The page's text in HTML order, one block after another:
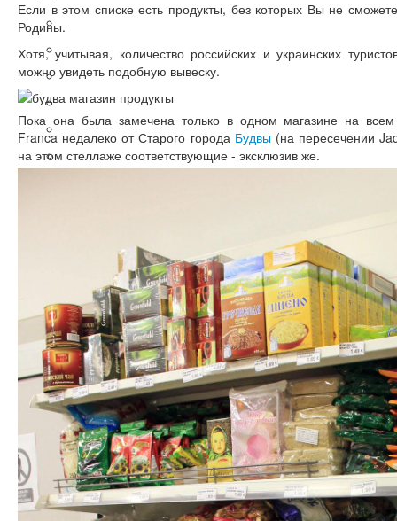
Авиабилеты
Добраться из аэропорта
Аренда авто
Экскурсии
Таможня
Блог
Если в этом списке есть продукты, без которых Вы не
Родины.
Хотя, учитывая, количество российских и украинских
можно увидеть подобную вывеску.
Пока она была замечена только в одном магазине на
Franca недалеко от Старого города Будвы(на пересечении
на этом стеллаже соответствующие - эксклюзив же.